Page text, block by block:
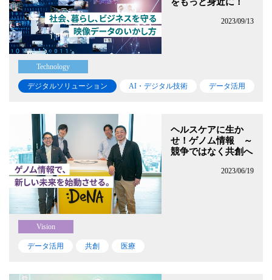
2023/09/13
Technology
デジタルソリューション AI・デジタル技術 データ活用
ヘルスケアに生か
せ！ゲノム情報 ～
競争ではなく共創へ
2023/06/19
Vision
データ活用 共創 医療